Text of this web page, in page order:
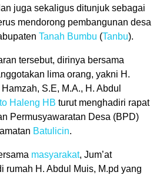
juga sekaligus ditunjuk sebagai
mendorong pembangunan desa
Tanah Bumbu (Tanbu).
tersebut, dirinya bersama
lima orang, yakni H.
S.E, M.A., H. Abdul
Haleng HB turut menghadiri rapat
Permusyawaratan Desa (BPD)
Batulicin.
masyarakat, Jum’at
rumah H. Abdul Muis, M.pd yang